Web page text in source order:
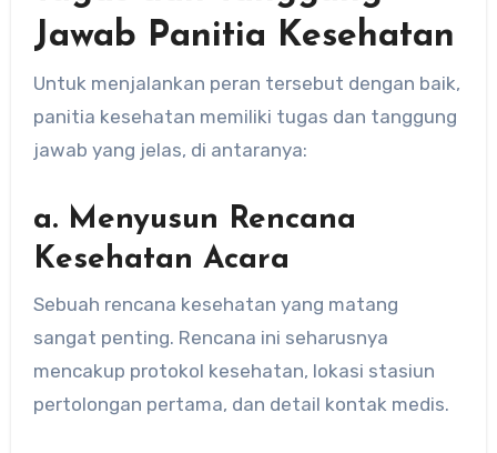
Jawab Panitia Kesehatan
Untuk menjalankan peran tersebut dengan baik,
panitia kesehatan memiliki tugas dan tanggung
jawab yang jelas, di antaranya:
a. Menyusun Rencana
Kesehatan Acara
Sebuah rencana kesehatan yang matang
sangat penting. Rencana ini seharusnya
mencakup protokol kesehatan, lokasi stasiun
pertolongan pertama, dan detail kontak medis.